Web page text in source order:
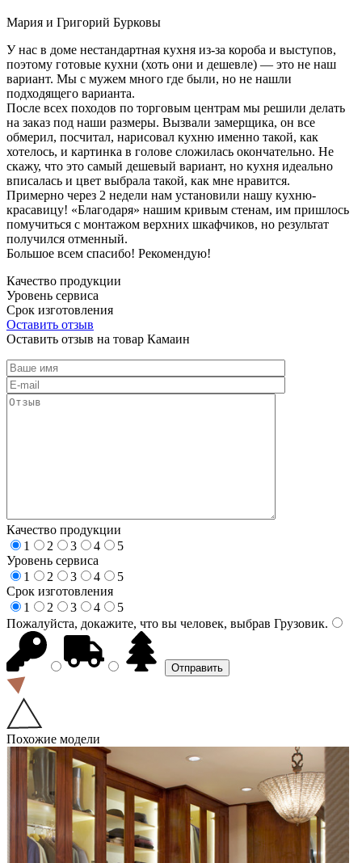
Мария и Григорий Бурковы
У нас в доме нестандартная кухня из-за короба и выступов,
поэтому готовые кухни (хоть они и дешевле) — это не наш
вариант. Мы с мужем много где были, но не нашли
подходящего варианта.
После всех походов по торговым центрам мы решили делать
на заказ под наши размеры. Вызвали замерщика, он все
обмерил, посчитал, нарисовал кухню именно такой, как
хотелось, и картинка в голове сложилась окончательно. Не
скажу, что это самый дешевый вариант, но кухня идеально
вписалась и цвет выбрала такой, как мне нравится.
Примерно через 2 недели нам установили нашу кухню-
красавицу! «Благодаря» нашим кривым стенам, им пришлось
помучиться с монтажом верхних шкафчиков, но результат
получился отменный.
Большое всем спасибо! Рекомендую!
Качество продукции
Уровень сервиса
Срок изготовления
Оставить отзыв
Оставить отзыв на товар Камаин
Качество продукции
1
2 3 4
5
Уровень сервиса
1
2 3 4
5
Срок изготовления
1
2 3 4
5
Пожалуйста, докажите, что вы человек, выбрав Грузовик.
Похожие модели